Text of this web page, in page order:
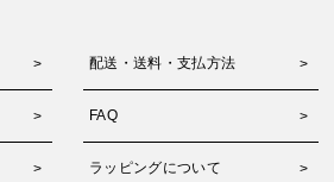
配送・送料・支払方法
FAQ
ラッピングについて